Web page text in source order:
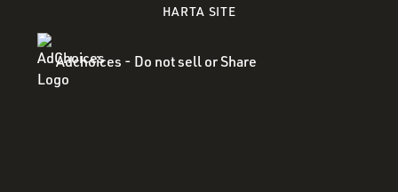
HARTA SITE
Adchoices - Do not sell or Share